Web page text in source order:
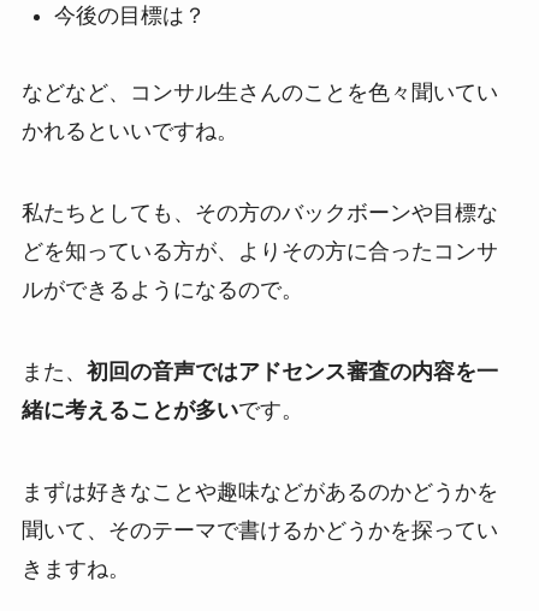
今後の目標は？
などなど、コンサル生さんのことを色々聞いてい
かれるといいですね。
私たちとしても、その方のバックボーンや目標な
どを知っている方が、よりその方に合ったコンサ
ルができるようになるので。
また、 初回の音声ではアドセンス審査の内容を一
緒に考えることが多いです。
まずは好きなことや趣味などがあるのかどうかを
聞いて、そのテーマで書けるかどうかを探ってい
きますね。